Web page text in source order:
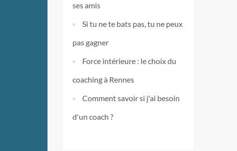
ses amis
Si tu ne te bats pas, tu ne peux
pas gagner
Force intérieure : le choix du
coaching à Rennes
Comment savoir si j'ai besoin
d'un coach ?